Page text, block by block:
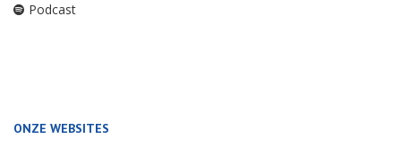
Podcast
ONZE WEBSITES